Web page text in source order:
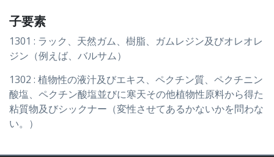
子要素
1301 : ラック、天然ガム、樹脂、ガムレジン及びオレオレ
ジン（例えば、バルサム）
1302 : 植物性の液汁及びエキス、ペクチン質、ペクチニン
酸塩、ペクチン酸塩並びに寒天その他植物性原料から得た
粘質物及びシックナー（変性させてあるかないかを問わな
い。）